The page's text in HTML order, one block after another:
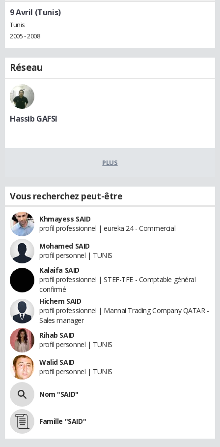
9 Avril (Tunis)
Tunis
2005 - 2008
Réseau
Hassib GAFSI
PLUS
Vous recherchez peut-être
Khmayess SAID
profil professionnel | eureka 24 - Commercial
Mohamed SAID
profil personnel | TUNIS
Kalaifa SAID
profil professionnel | STEF-TFE - Comptable général
confirmé
Hichem SAID
profil professionnel | Mannai Trading Company QATAR -
Sales manager
Rihab SAID
profil personnel | TUNIS
Walid SAID
profil personnel | TUNIS
Nom "SAID"
Famille "SAID"